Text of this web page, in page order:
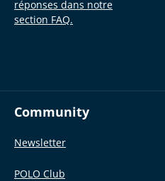
réponses dans notre
section FAQ.
Community
Newsletter
POLO Club